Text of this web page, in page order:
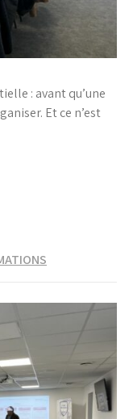
: avant qu’une
Et ce n’est